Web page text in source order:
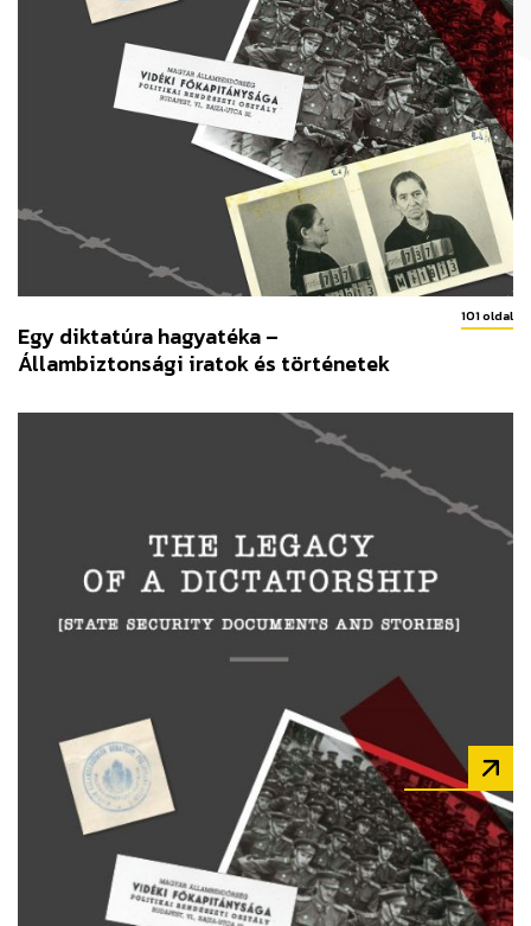
101 oldal
Egy diktatúra hagyatéka –
Állambiztonsági iratok és történetek